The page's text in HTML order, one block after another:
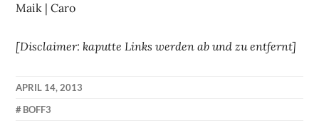
Maik | Caro
[Disclaimer: kaputte Links werden ab und zu entfernt]
APRIL 14, 2013
KAIBOFF3